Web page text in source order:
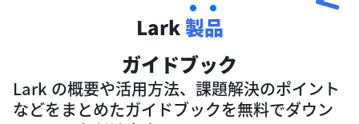
Lark 製品
ガイドブック
Lark の概要や活用方法、課題解決のポイント
などをまとめたガイドブックを無料でダウン